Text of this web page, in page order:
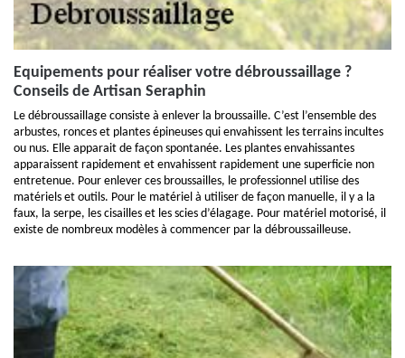
Equipements pour réaliser votre débroussaillage ?
Conseils de Artisan Seraphin
Le débroussaillage consiste à enlever la broussaille. C’est l’ensemble des
arbustes, ronces et plantes épineuses qui envahissent les terrains incultes
ou nus. Elle apparait de façon spontanée. Les plantes envahissantes
apparaissent rapidement et envahissent rapidement une superficie non
entretenue. Pour enlever ces broussailles, le professionnel utilise des
matériels et outils. Pour le matériel à utiliser de façon manuelle, il y a la
faux, la serpe, les cisailles et les scies d’élagage. Pour matériel motorisé, il
existe de nombreux modèles à commencer par la débroussailleuse.